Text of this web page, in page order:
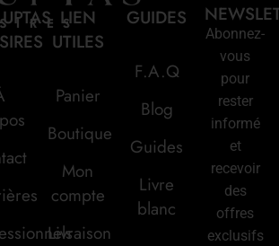
LIEN
UTILES
Panier
Boutique
Mon
compte
Livraison
GUIDES
F.A.Q
Blog
Guides
Livre
blanc
Abonnez-
vous
pour
rester
informé
et
recevoir
des
offres
exclusifs